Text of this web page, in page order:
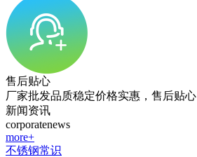
售后贴心
厂家批发品质稳定价格实惠，售后贴心
新闻资讯
corporatenews
more+
不锈钢常识